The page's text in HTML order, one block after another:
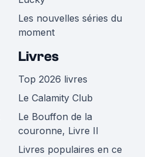
Les nouvelles séries du
moment
Livres
Top 2026 livres
Le Calamity Club
Le Bouffon de la
couronne, Livre II
Livres populaires en ce